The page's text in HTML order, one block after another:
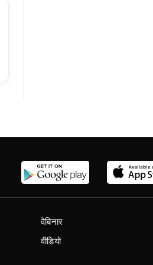
वेबिनार
वीडियो